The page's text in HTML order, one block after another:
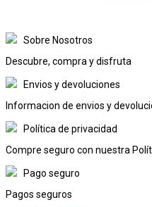
Sobre Nosotros
Descubre, compra y disfruta
Envios y devoluciones
Informacion de envios y
Política de privacidad
Compre seguro con nuestra
Pago seguro
Pagos seguros